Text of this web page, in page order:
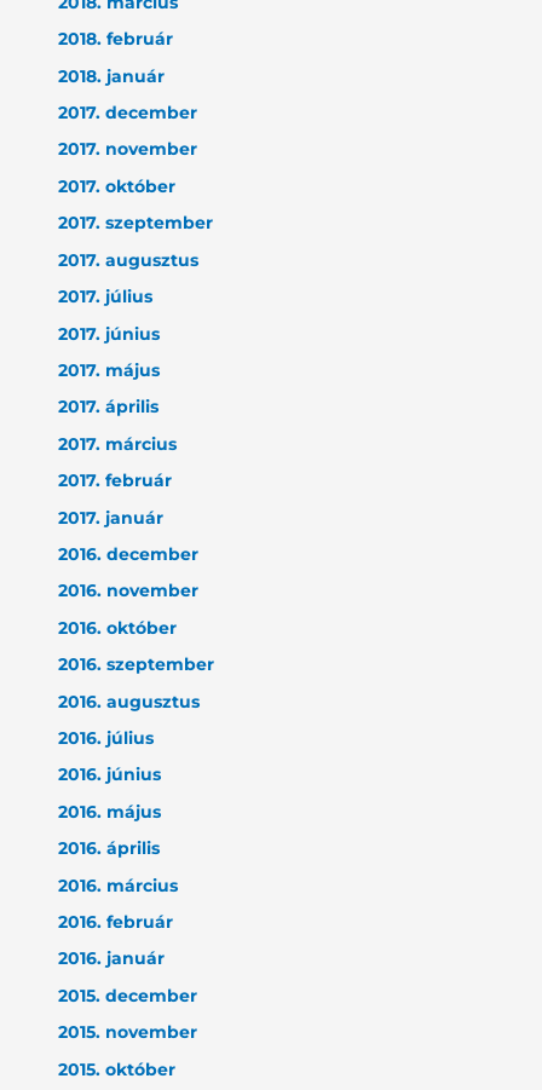
2018. február
2018. január
2017. december
2017. november
2017. október
2017. szeptember
2017. augusztus
2017. július
2017. június
2017. május
2017. április
2017. március
2017. február
2017. január
2016. december
2016. november
2016. október
2016. szeptember
2016. augusztus
2016. július
2016. június
2016. május
2016. április
2016. március
2016. február
2016. január
2015. december
2015. november
2015. október